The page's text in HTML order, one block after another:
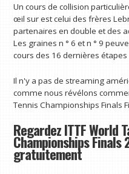
Un cours de collision
œil sur est celui des frères
partenaires en double et des
Les graines n ° 6 et n ° 9
cours des 16 dernières étapes
Il n'y a pas de streaming
comme nous révélons
Tennis Championships Finals
Regardez ITTF World
Championships
gratuitement